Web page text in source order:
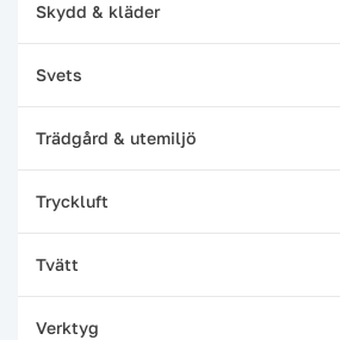
Skydd & kläder
Svets
Trädgård & utemiljö
Tryckluft
Tvätt
Verktyg